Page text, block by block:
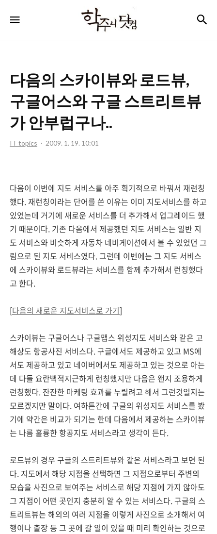
주
컴
다음의 스카이뷰와 로드뷰,
구글어스와 구글 스트리트뷰
가 안부럽구나..
IT topics 2009. 1. 19. 10:01
다음이 이번에 지도 서비스를 아주 획기적으로 바꿔서 재런칭
했다. 재런칭이라는 단어를 쓴 이유는 이미 지도서비스를 하고
있었는데 거기에 새로운 서비스를 더 추가해서 업그레이드 했
기 때문이다. 기존 다음에서 제공했던 지도 서비스는 일반 지
도 서비스와 비슷하게 자동차 네비게이션에서 볼 수 있었던 그
림으로 된 지도 서비스였다. 그런데 이번에는 그 지도 서비스
에 스카이뷰와 로드뷰라는 서비스를 함께 추가해서 런칭했다
고 한다.
[다음의 새로운 지도서비스로 가기]
스카이뷰는 구글어스나 구글맵스 위성지도 서비스와 같은 고
해상도 항공사진 서비스다. 구글에서도 제공하고 있고 MS에
서도 제공하고 있고 네이버에서도 제공하고 있는 것으로 아는
데 다들 요란뻑적지근하게 런칭했지만 다음은 왠지 조용하게
런칭했다. 잔잔한 마케팅 효과를 누릴려고 해서 그런것일지는
모르겠지만 말이다. 여하튼간에 구글의 위성지도 서비스를 봤
기에 약간은 비교가 되기는 한데 다음에서 제공하는 스카이뷰
는 나름 훌륭한 항공지도 서비스라고 생각이 든다.
로드뷰의 경우 구글의 스트리트뷰와 같은 서비스라고 보면 된
다. 지도에서 해당 지점을 선택하면 그 지점으로부터 주변의
모습을 사진으로 보여주는 서비스로 해당 지점에 가지 않아도
그 지점이 어떤 곳인지 충분히 알 수 있는 서비스다. 구글의 스
트리트뷰는 해외의 여러 지점을 이렇게 사진으로 소개해서 여
행이나 출장 등 그 곳에 갈 일이 있을 때 미리 확인하는 것으로